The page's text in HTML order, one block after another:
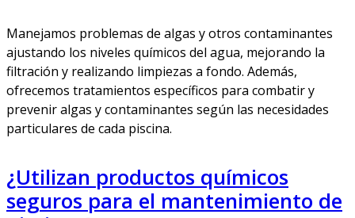
Manejamos problemas de algas y otros contaminantes
ajustando los niveles químicos del agua, mejorando la
filtración y realizando limpiezas a fondo. Además,
ofrecemos tratamientos específicos para combatir y
prevenir algas y contaminantes según las necesidades
particulares de cada piscina.
¿Utilizan productos químicos
seguros para el mantenimiento de